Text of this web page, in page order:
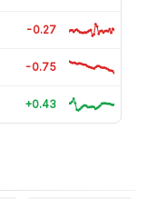
-0.27
-0.75
+0.43